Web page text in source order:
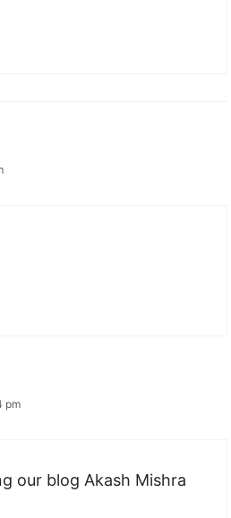
pm
our blog Akash Mishra